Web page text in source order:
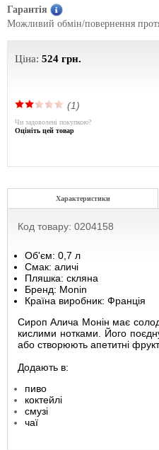
Гарантія
Можливий обмін/повернення
Ціна: 524 грн.
(1)
Чи задоволені покупкою?
Оцініть цей товар
Характеристики
Код товару: 0204158
Об'єм: 0,7 л
Смак: аличі
Пляшка: скляна
Бренд: Monin
Країна виробник: Франція
Сироп Алича Монін має
кислими нотками. Його
або створюють апетитні
Додають в:
пиво
коктейлі
смузі
чаї